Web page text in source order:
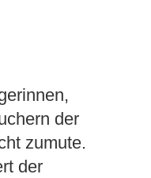
der
zumute.
der